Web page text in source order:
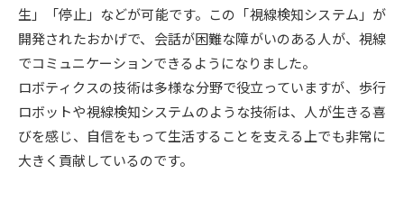
併願校選び 受験スケジュールを立てよう
先輩が入学を決めた理由 テレメール全国一斉進学調査
新生活お役立ちガイド
生」「停止」などが可能です。この「視線検知システム」が
開発されたおかげで、会話が困難な障がいのある人が、視線
でコミュニケーションできるようになりました。
ロボティクスの技術は多様な分野で役立っていますが、歩行
ロボットや視線検知システムのような技術は、人が生きる喜
びを感じ、自信をもって生活することを支える上でも非常に
大きく貢献しているのです。